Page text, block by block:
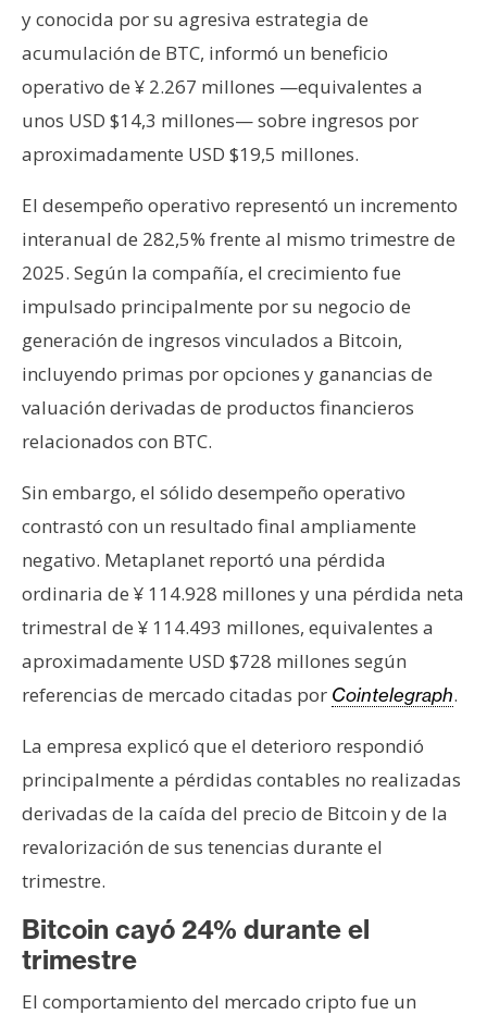
o
n
t
a
t
P
u
b
l
c
i
d
d
y conocida por su agresiva estrategia de
acumulación de BTC, informó un beneficio
operativo de ¥ 2.267 millones —equivalentes a
unos USD $14,3 millones— sobre ingresos por
aproximadamente USD $19,5 millones.
El desempeño operativo representó un incremento
interanual de 282,5% frente al mismo trimestre de
2025. Según la compañía, el crecimiento fue
impulsado principalmente por su negocio de
generación de ingresos vinculados a Bitcoin,
incluyendo primas por opciones y ganancias de
valuación derivadas de productos financieros
relacionados con BTC.
Sin embargo, el sólido desempeño operativo
contrastó con un resultado final ampliamente
negativo. Metaplanet reportó una pérdida
ordinaria de ¥ 114.928 millones y una pérdida neta
trimestral de ¥ 114.493 millones, equivalentes a
aproximadamente USD $728 millones según
referencias de mercado citadas por Cointelegraph.
La empresa explicó que el deterioro respondió
principalmente a pérdidas contables no realizadas
derivadas de la caída del precio de Bitcoin y de la
revalorización de sus tenencias durante el
trimestre.
Bitcoin cayó 24% durante el
trimestre
El comportamiento del mercado cripto fue un